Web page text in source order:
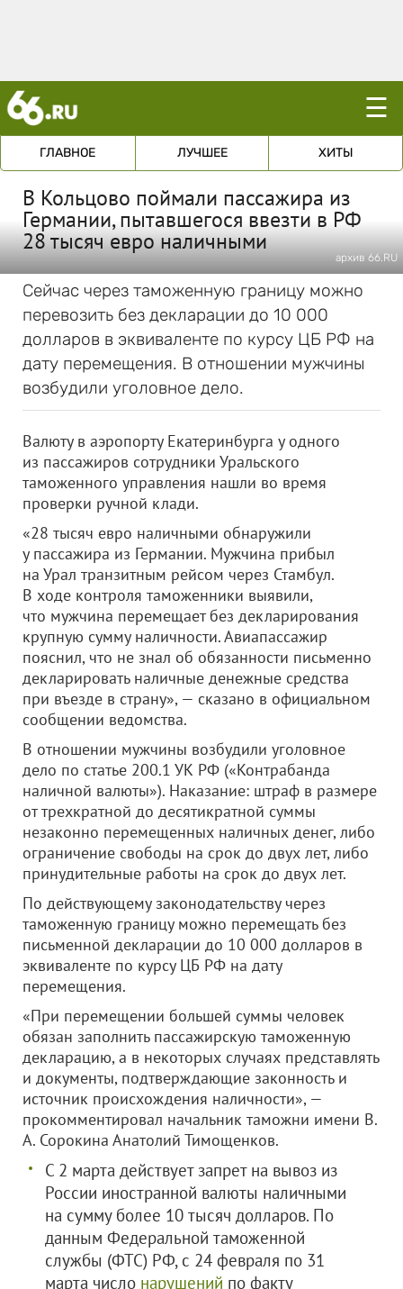
☰
ГЛАВНОЕ ЛУЧШЕЕ ХИТЫ
В Кольцово поймали пассажира из
Германии, пытавшегося ввезти в РФ
28 тысяч евро наличными
архив 66.RU
Сейчас через таможенную границу можно
перевозить без декларации до 10 000
долларов в эквиваленте по курсу ЦБ РФ на
дату перемещения. В отношении мужчины
возбудили уголовное дело.
Валюту в аэропорту Екатеринбурга у одного
из пассажиров сотрудники Уральского
таможенного управления нашли во время
проверки ручной клади.
«28 тысяч евро наличными обнаружили
у пассажира из Германии. Мужчина прибыл
на Урал транзитным рейсом через Стамбул.
В ходе контроля таможенники выявили,
что мужчина перемещает без декларирования
крупную сумму наличности. Авиапассажир
пояснил, что не знал об обязанности письменно
декларировать наличные денежные средства
при въезде в страну», — сказано в официальном
сообщении ведомства.
В отношении мужчины возбудили уголовное
дело по статье 200.1 УК РФ («Контрабанда
наличной валюты»). Наказание: штраф в размере
от трехкратной до десятикратной суммы
незаконно перемещенных наличных денег, либо
ограничение свободы на срок до двух лет, либо
принудительные работы на срок до двух лет.
По действующему законодательству через
таможенную границу можно перемещать без
письменной декларации до 10 000 долларов в
эквиваленте по курсу ЦБ РФ на дату
перемещения.
«При перемещении большей суммы человек
обязан заполнить пассажирскую таможенную
декларацию, а в некоторых случаях представлять
и документы, подтверждающие законность и
источник происхождения наличности», —
прокомментировал начальник таможни имени В.
А. Сорокина Анатолий Тимощенков.
С 2 марта действует запрет на вывоз из
России иностранной валюты наличными
на сумму более 10 тысяч долларов. По
данным Федеральной таможенной
службы (ФТС) РФ, с 24 февраля по 31
марта число нарушений по факту